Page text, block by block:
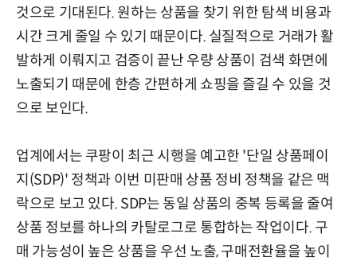
것으로 기대된다. 원하는 상품을 찾기 위한 탐색 비용과
시간 크게 줄일 수 있기 때문이다. 실질적으로 거래가 활
발하게 이뤄지고 검증이 끝난 우량 상품이 검색 화면에
노출되기 때문에 한층 간편하게 쇼핑을 즐길 수 있을 것
으로 보인다.
업계에서는 쿠팡이 최근 시행을 예고한 '단일 상품페이
지(SDP)' 정책과 이번 미판매 상품 정비 정책을 같은 맥
락으로 보고 있다. SDP는 동일 상품의 중복 등록을 줄여
상품 정보를 하나의 카탈로그로 통합하는 작업이다. 구
매 가능성이 높은 상품을 우선 노출, 구매전환율을 높이